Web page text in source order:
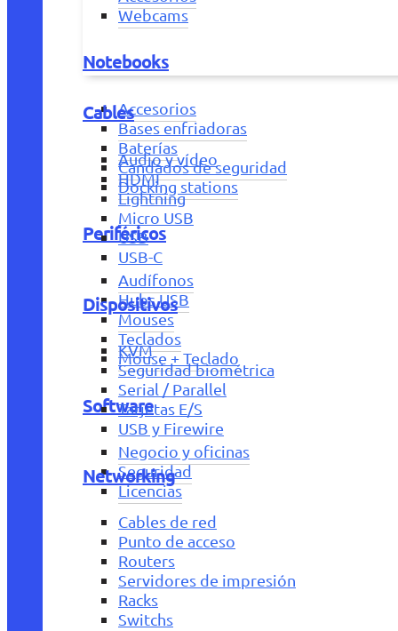
Webcams
Notebooks
Accesorios
Bases enfriadoras
Baterías
Candados de seguridad
Docking stations
Periféricos
Audífonos
Hubs USB
Mouses
Teclados
Mouse + Teclado
Software
Negocio y oficinas
Seguridad
Licencias
Cables
Audio y vídeo
HDMI
Lightning
Micro USB
USB
USB-C
Dispositivos
KVM
Seguridad biométrica
Serial / Parallel
Tarjetas E/S
USB y Firewire
Networking
Cables de red
Punto de acceso
Routers
Servidores de impresión
Racks
Switchs